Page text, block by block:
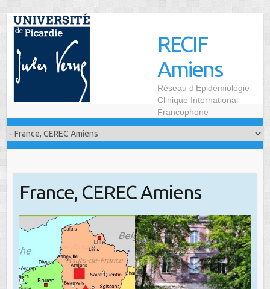
Skip
content
RECIF
Amiens
Réseau d’Epidémiologie
Clinique International
Francophone
France, CEREC Amiens